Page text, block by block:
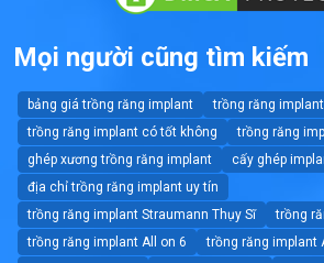
Mọi người cũng tìm kiếm
bảng giá trồng răng implant
trồng răng
trồng răng implant có tốt không
trồng răng
ghép xương trồng răng implant
cấy ghép
địa chỉ trồng răng implant uy tín
trồng răng implant Straumann Thụy Sĩ
trồng
trồng răng implant All on 6
trồng răng implant